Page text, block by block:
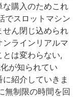
購入のためこれ
でスロットマシン
せん閉じ込められ
ラインリアルマ
は変わらない,
が知られてい
紹介していきま
無制限の時間を回